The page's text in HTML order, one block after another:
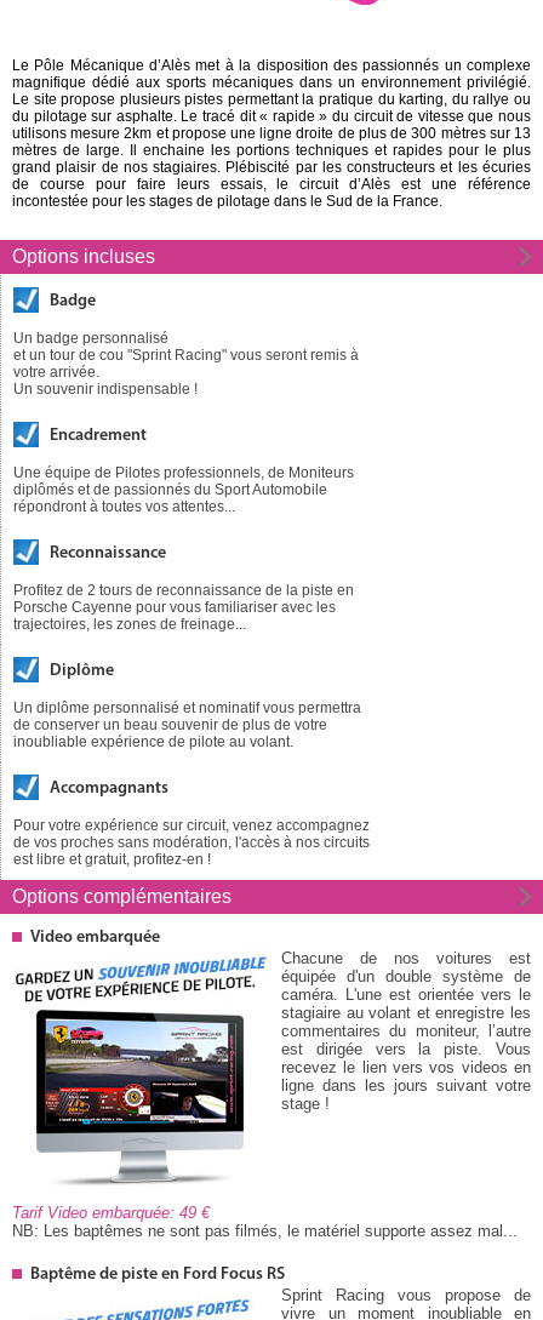
Options incluses
Badge
Un badge personnalisé
et un tour de cou "Sprint Racing" vous seront remis à
votre arrivée.
Un souvenir indispensable !
Encadrement
Une équipe de Pilotes professionnels, de Moniteurs
diplômés et de passionnés du Sport Automobile
répondront à toutes vos attentes...
Reconnaissance
Profitez de 2 tours de reconnaissance de la piste en
Porsche Cayenne pour vous familiariser avec les
trajectoires, les zones de freinage...
Diplôme
Un diplôme personnalisé et nominatif vous permettra
de conserver un beau souvenir de plus de votre
inoubliable expérience de pilote au volant.
Accompagnants
Pour votre expérience sur circuit, venez accompagnez
de vos proches sans modération, l'accès à nos circuits
est libre et gratuit, profitez-en !
Options complémentaires
Video embarquée
Chacune de nos voitures est
équipée d'un double système de
caméra. L'une est orientée vers le
stagiaire au volant et enregistre les
commentaires du moniteur, l’autre
est dirigée vers la piste. Vous
recevez le lien vers vos videos en
ligne dans les jours suivant votre
stage !
Tarif Video embarquée: 49
NB: Les baptêmes ne sont pas filmés, le matériel supporte assez mal...
Baptême de piste en Ford Focus RS
Sprint Racing vous propose de
vivre un moment inoubliable en
Le Pôle Mécanique d’Alès met à la disposition des passionnés un complexe
magnifique dédié aux sports mécaniques dans un environnement privilégié.
Le site propose plusieurs pistes permettant la pratique du karting, du rallye ou
du pilotage sur asphalte. Le tracé dit « rapide » du circuit de vitesse que nous
utilisons mesure 2km et propose une ligne droite de plus de 300 mètres sur 13
mètres de large. Il enchaine les portions techniques et rapides pour le plus
grand plaisir de nos stagiaires. Plébiscité par les constructeurs et les écuries
de course pour faire leurs essais, le circuit d’Alès est une référence
incontestée pour les stages de pilotage dans le Sud de la France.